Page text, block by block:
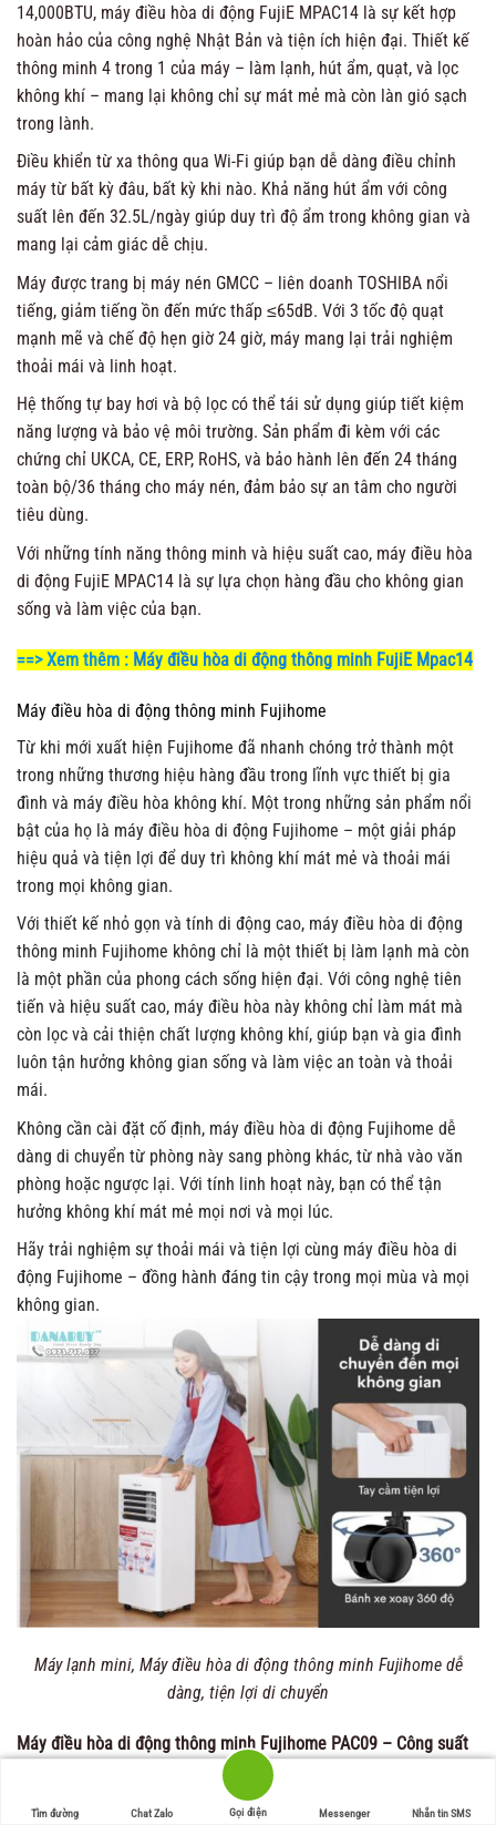
14,000BTU, máy điều hòa di động FujiE MPAC14 là sự kết hợp
hoàn hảo của công nghệ Nhật Bản và tiện ích hiện đại. Thiết kế
thông minh 4 trong 1 của máy – làm lạnh, hút ẩm, quạt, và lọc
không khí – mang lại không chỉ sự mát mẻ mà còn làn gió sạch
trong lành.
Điều khiển từ xa thông qua Wi-Fi giúp bạn dễ dàng điều chỉnh
máy từ bất kỳ đâu, bất kỳ khi nào. Khả năng hút ẩm với công
suất lên đến 32.5L/ngày giúp duy trì độ ẩm trong không gian và
mang lại cảm giác dễ chịu.
Máy được trang bị máy nén GMCC – liên doanh TOSHIBA nổi
tiếng, giảm tiếng ồn đến mức thấp ≤65dB. Với 3 tốc độ quạt
mạnh mẽ và chế độ hẹn giờ 24 giờ, máy mang lại trải nghiệm
thoải mái và linh hoạt.
Hệ thống tự bay hơi và bộ lọc có thể tái sử dụng giúp tiết kiệm
năng lượng và bảo vệ môi trường. Sản phẩm đi kèm với các
chứng chỉ UKCA, CE, ERP, RoHS, và bảo hành lên đến 24 tháng
toàn bộ/36 tháng cho máy nén, đảm bảo sự an tâm cho người
tiêu dùng.
Với những tính năng thông minh và hiệu suất cao, máy điều hòa
di động FujiE MPAC14 là sự lựa chọn hàng đầu cho không gian
sống và làm việc của bạn.
==> Xem thêm : Máy điều hòa di động thông minh FujiE Mpac14
Máy điều hòa di động thông minh Fujihome
Từ khi mới xuất hiện Fujihome đã nhanh chóng trở thành một
trong những thương hiệu hàng đầu trong lĩnh vực thiết bị gia
đình và máy điều hòa không khí. Một trong những sản phẩm nổi
bật của họ là máy điều hòa di động Fujihome – một giải pháp
hiệu quả và tiện lợi để duy trì không khí mát mẻ và thoải mái
trong mọi không gian.
Với thiết kế nhỏ gọn và tính di động cao, máy điều hòa di động
thông minh Fujihome không chỉ là một thiết bị làm lạnh mà còn
là một phần của phong cách sống hiện đại. Với công nghệ tiên
tiến và hiệu suất cao, máy điều hòa này không chỉ làm mát mà
còn lọc và cải thiện chất lượng không khí, giúp bạn và gia đình
luôn tận hưởng không gian sống và làm việc an toàn và thoải
mái.
Không cần cài đặt cố định, máy điều hòa di động Fujihome dễ
dàng di chuyển từ phòng này sang phòng khác, từ nhà vào văn
phòng hoặc ngược lại. Với tính linh hoạt này, bạn có thể tận
hưởng không khí mát mẻ mọi nơi và mọi lúc.
Hãy trải nghiệm sự thoải mái và tiện lợi cùng máy điều hòa di
động Fujihome – đồng hành đáng tin cậy trong mọi mùa và mọi
không gian.
Máy lạnh mini, Máy điều hòa di động thông minh Fujihome dễ
dàng, tiện lợi di chuyển
Máy điều hòa di động thông minh Fujihome PAC09 – Công suất
9000BTU cho diện tích 15 – 20m2
Tìm đường Chat Zalo Gọi điện Messenger Nhắn tin SMS